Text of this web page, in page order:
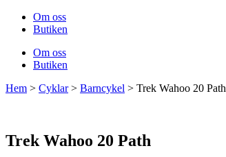
Om oss
Butiken
Om oss
Butiken
Hem > Cyklar> Barncykel > Trek Wahoo 20 Path
Trek Wahoo 20 Path